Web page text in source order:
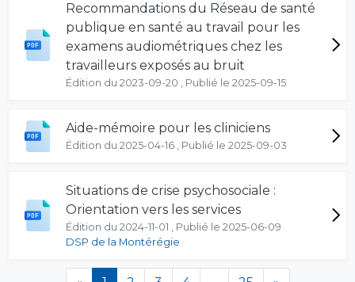
Recommandations du Réseau de santé
publique en santé au travail pour les
examens audiométriques chez les
travailleurs exposés au bruit
Édition du 2023-09-20 , Publié le 2025-09-15
Aide-mémoire pour les cliniciens
Édition du 2025-04-16 , Publié le 2025-09-03
Situations de crise psychosociale :
Orientation vers les services
Édition du 2024-11-01 , Publié le 2025-06-09
DSP de la Montérégie